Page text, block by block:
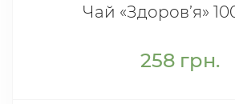
Чай «Здоров’я»
258грн.